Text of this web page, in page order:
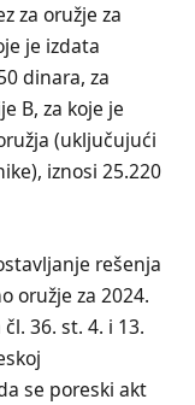
za oružje za
je izdata
dinara, za
B, za koje je
(uključujući
iznosi 25.220
rešenja
oružje za 2024.
36. st. 4. i 13.
se poreski akt